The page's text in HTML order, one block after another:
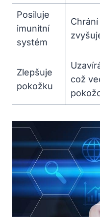
Posiluje
imunitní
systém
Zlepšuje
pokožku
což